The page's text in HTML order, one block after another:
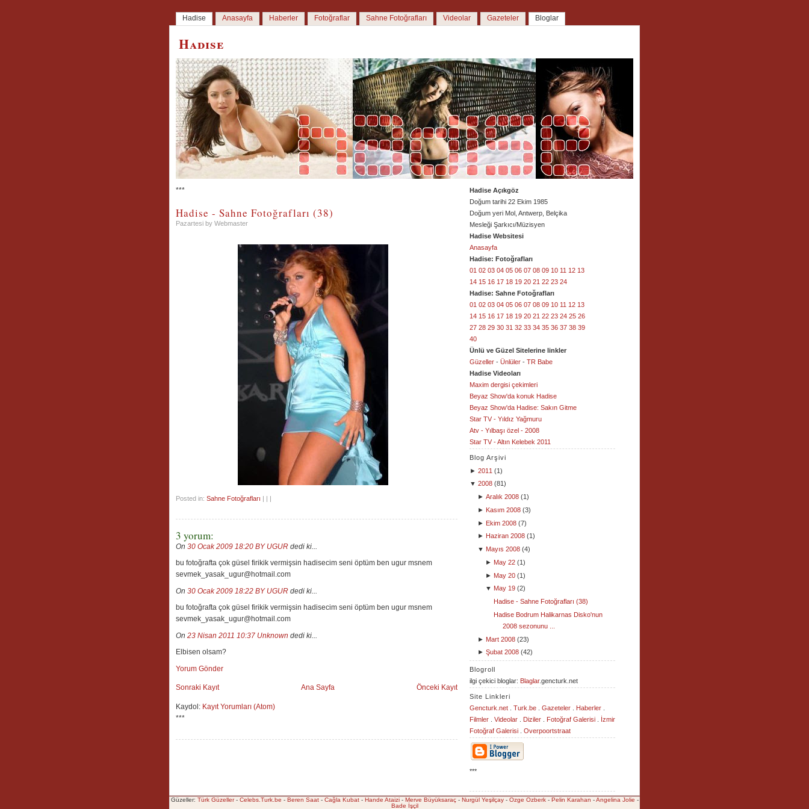
Hadise Anasayfa Haberler Fotoğraflar Sahne Fotoğrafları Videolar Gazeteler Bloglar
Hadise
***
Hadise - Sahne Fotoğrafları (38)
Pazartesi by Webmaster
Posted in: Sahne Fotoğrafları
3 yorum:
On 30 Ocak 2009 18:20 BY UGUR dedi ki...
bu fotoğrafta çok güsel firikik vermişsin hadisecim seni öptüm ben ugur msnem
sevmek_yasak_ugur@hotmail.com
On 30 Ocak 2009 18:22 BY UGUR dedi ki...
bu fotoğrafta çok güsel firikik vermişsin hadisecim seni öptüm ben ugur msnem
sevmek_yasak_ugur@hotmail.com
On 23 Nisan 2011 10:37 Unknown dedi ki...
Elbisen olsam?
Yorum Gönder
Sonraki Kayıt Önceki Kayıt
Ana Sayfa
Kaydol: Kayıt Yorumları (Atom)
***
Hadise Açıkgöz
Doğum tarihi 22 Ekim 1985
Doğum yeri Mol, Antwerp, Belçika
Mesleği Şarkıcı/Müzisyen
Hadise Websitesi
Anasayfa
Hadise: Fotoğrafları
01 02 03 04 05 06 07 08 09 10 11 12 13
14 15 16 17 18 19 20 21 22 23 24
Hadise: Sahne Fotoğrafları
01 02 03 04 05 06 07 08 09 10 11 12 13
14 15 16 17 18 19 20 21 22 23 24 25 26
27 28 29 30 31 32 33 34 35 36 37 38 39
40
Ünlü ve Güzel Sitelerine linkler
Güzeller - Ünlüler - TR Babe
Hadise Videoları
Maxim dergisi çekimleri
Beyaz Show'da konuk Hadise
Beyaz Show'da Hadise: Sakın Gitme
Star TV - Yıldız Yağmuru
Atv - Yılbaşı özel - 2008
Star TV - Altın Kelebek 2011
Blog Arşivi
► 2011 (1)
▼ 2008 (81)
►Aralık 2008 (1)
► Kasım 2008 (3)
► Ekim 2008 (7)
► Haziran 2008 (1)
▼ Mayıs 2008 (4)
► May 22 (1)
► May 20 (1)
▼ May 19 (2)
Hadise - Sahne Fotoğrafları (38)
Hadise Bodrum Halikarnas Disko'nun
2008 sezonunu ...
► Mart 2008 (23)
►Şubat 2008 (42)
Blogroll
ilgi çekici bloglar: Blaglar.gencturk.net
Site Linkleri
Gencturk.net
Turk.be Gazeteler Haberler
Filmler
Videolar Diziler Fotoğraf Galerisi
İzmir
Fotoğraf Galerisi
Overpoortstraat
***
Güzeller: Türk Güzeller- Celebs.Turk.be - Beren Saat- Cağla Kubat- Hande Ataizi- Merve Büyüksaraç- Nurgül Yeşilçay- Özge Özberk- Pelin Karahan -Angelina Jolie -
Bade İşçil